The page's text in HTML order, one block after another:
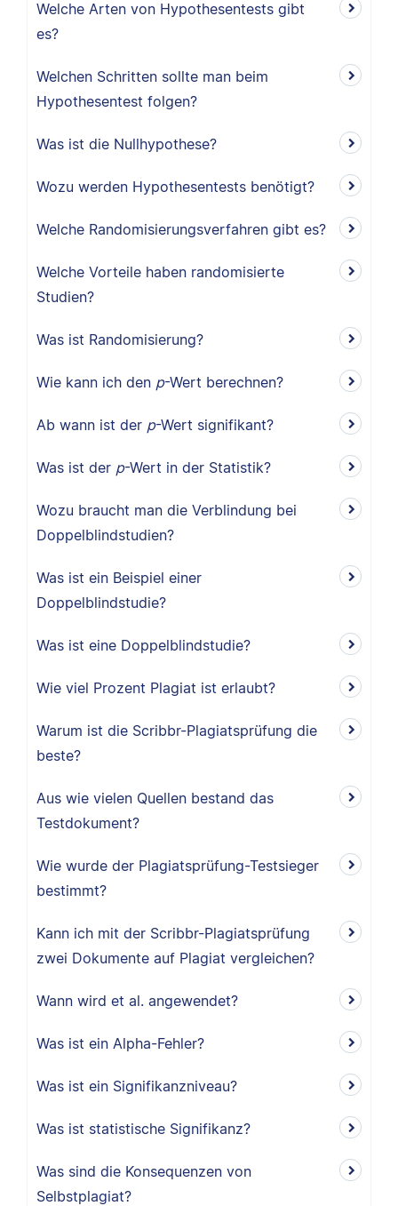
Welche Arten von Hypothesentests gibt
es?
Welchen Schritten sollte man beim
Hypothesentest folgen?
Was ist die Nullhypothese?
Wozu werden Hypothesentests benötigt?
Welche Randomisierungsverfahren gibt es?
Welche Vorteile haben randomisierte
Studien?
Was ist Randomisierung?
Wie kann ich den p-Wert berechnen?
Ab wann ist der p-Wert signifikant?
Was ist der p-Wert in der Statistik?
Wozu braucht man die Verblindung bei
Doppelblindstudien?
Was ist ein Beispiel einer
Doppelblindstudie?
Was ist eine Doppelblindstudie?
Wie viel Prozent Plagiat ist erlaubt?
Warum ist die Scribbr-Plagiatsprüfung die
beste?
Aus wie vielen Quellen bestand das
Testdokument?
Wie wurde der Plagiatsprüfung-Testsieger
bestimmt?
Kann ich mit der Scribbr-Plagiatsprüfung
zwei Dokumente auf Plagiat vergleichen?
Wann wird et al. angewendet?
Was ist ein Alpha-Fehler?
Was ist ein Signifikanzniveau?
Was ist statistische Signifikanz?
Was sind die Konsequenzen von
Selbstplagiat?